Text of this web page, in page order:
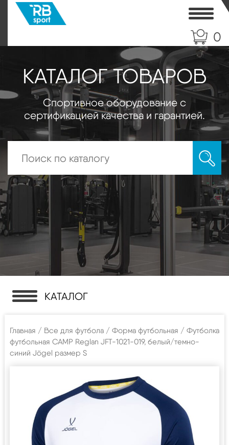
0
КАТАЛОГ ТОВАРОВ
Спортивное оборудование с
сертификацией качества и гарантией.
КАТАЛОГ
Главная / Все для футбола / Форма футбольная / Футболка
футбольная CAMP Reglan JFT-1021-019, белый/темно-
синий Jögel размер S